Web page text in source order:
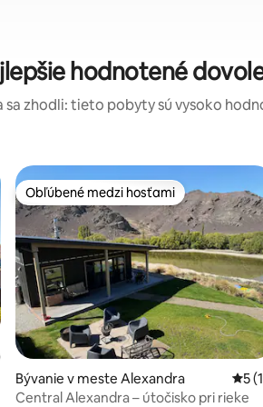
hodnotené
sa zhodli: tieto pobyty sú vysoko
4,95 z 5, počet hodnotení:
Obľúbené medzi hosťami
Obľúbené medzi hosťami
Bývanie v meste Alexandra
5
Central Alexandra – útočisko pri rieke